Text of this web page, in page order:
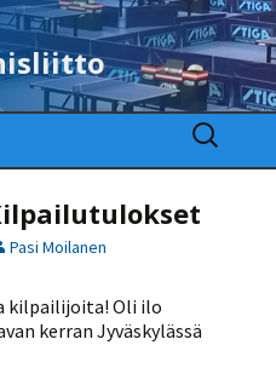
Haku:
Pasi Moilanen
kilpailijoita! Oli ilo
kerran Jyväskylässä